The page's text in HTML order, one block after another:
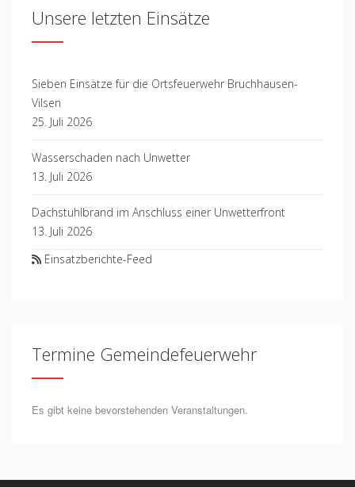
Unsere letzten Einsätze
Sieben Einsätze für die Ortsfeuerwehr Bruchhausen-
Vilsen
25. Juli 2026
Wasserschaden nach Unwetter
13. Juli 2026
Dachstuhlbrand im Anschluss einer Unwetterfront
13. Juli 2026
Einsatzberichte-Feed
Termine Gemeindefeuerwehr
Es gibt keine bevorstehenden Veranstaltungen.